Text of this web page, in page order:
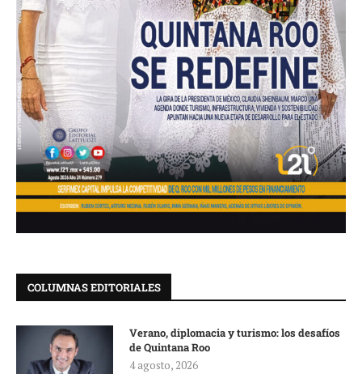
COLUMNAS EDITORIALES
Verano, diplomacia y turismo: los desafíos
de Quintana Roo
4 agosto, 2026